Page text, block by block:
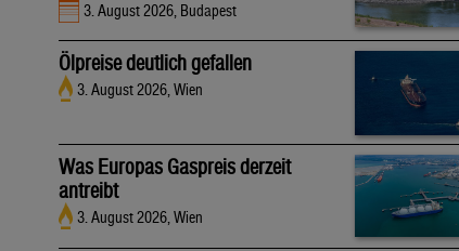
3. August 2026, Budapest
Ölpreise deutlich gefallen
3. August 2026, Wien
Was Europas Gaspreis derzeit
antreibt
3. August 2026, Wien